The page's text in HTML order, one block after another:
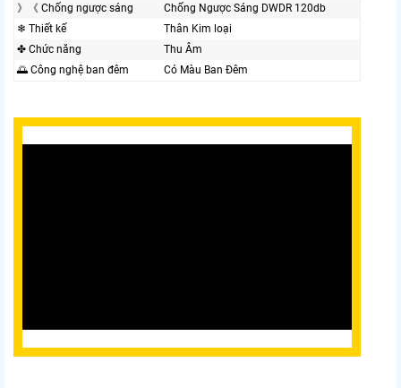
》《 Chống ngược sáng
Chống Ngược Sáng DWDR 120db
❄ Thiết kế
Thân Kim loại
✤ Chức năng
Thu Âm
🌅 Công nghệ ban đêm
Có Màu Ban Đêm